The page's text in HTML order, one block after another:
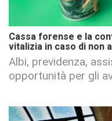
Cassa forense e la
vitalizia in caso di non
Albi, previdenza,
opportunità per gli